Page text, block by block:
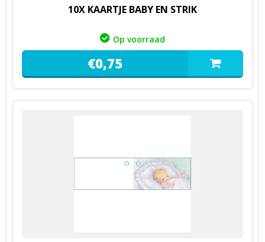
10X KAARTJE BABY EN STRIK
Op voorraad
€0,75